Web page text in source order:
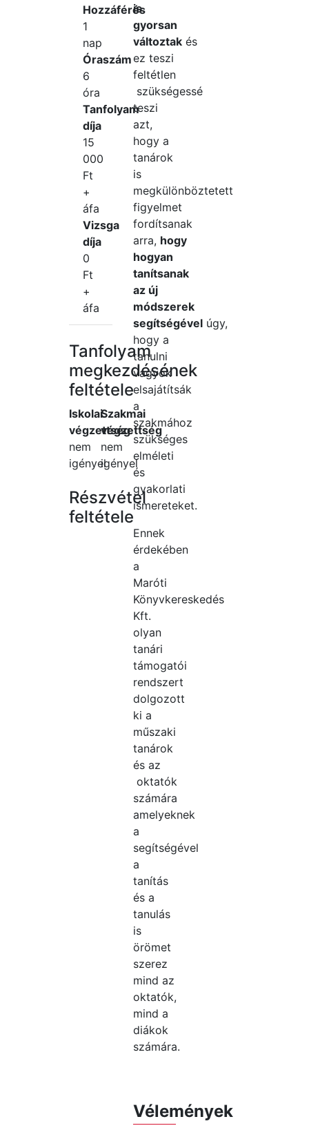
Hozzáférés
1
nap
Óraszám
6
óra
Tanfolyam
díja
15
000
Ft
+
áfa
Vizsga
díja
0
Ft
+
áfa
Tanfolyam
megkezdésének
feltétele
Iskolai
végzettség
nem
igényel
Szakmai
végzettség
nem
igényel
Részvétel
feltétele
is
gyorsan
változtakés
ez teszi
feltétlen
szükségessé
teszi
azt,
hogy a
tanárok
is
megkülönböztetett
figyelmet
fordítsanak
arra, hogy
hogyan
tanítsanak
az új
módszerek
segítségévelúgy,
hogy a
tanulni
vágyók
elsajátítsák
a
szakmához
szükséges
elméleti
és
gyakorlati
ismereteket.
Ennek
érdekében
a
Maróti
Könyvkereskedés
Kft.
olyan
tanári
támogatói
rendszert
dolgozott
ki a
műszaki
tanárok
és az
oktatók
számára
amelyeknek
a
segítségével
a
tanítás
és a
tanulás
is
örömet
szerez
mind az
oktatók,
mind a
diákok
számára.
Vélemények